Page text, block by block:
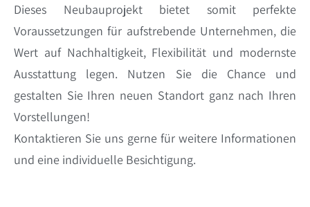
Dieses Neubauprojekt bietet somit perfekte
Voraussetzungen für aufstrebende Unternehmen, die
Wert auf Nachhaltigkeit, Flexibilität und modernste
Ausstattung legen. Nutzen Sie die Chance und
gestalten Sie Ihren neuen Standort ganz nach Ihren
Vorstellungen!
Kontaktieren Sie uns gerne für weitere Informationen
und eine individuelle Besichtigung.